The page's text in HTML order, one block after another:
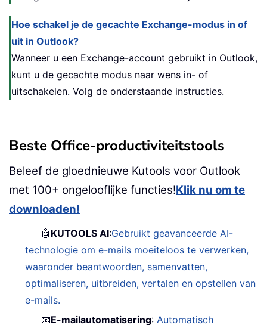
Hoe schakel je de gecachte Exchange-modus in of
uit in Outlook?
Wanneer u een Exchange-account gebruikt in Outlook,
kunt u de gecachte modus naar wens in- of
uitschakelen. Volg de onderstaande instructies.
Beste Office-productiviteitstools
Beleef de gloednieuwe Kutools voor Outlook
met 100+ ongelooflijke functies!Klik nu om te
downloaden!
🤖 KUTOOLS AI:Gebruikt geavanceerde AI-
technologie om e-mails moeiteloos te verwerken,
waaronder beantwoorden, samenvatten,
optimaliseren, uitbreiden, vertalen en opstellen van
e-mails.
📧E-mailautomatisering: Automatisch